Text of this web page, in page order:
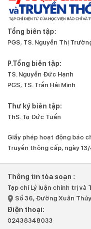
Tổng biên tập:
PGS, TS. Nguyễn Thị
P.Tổng biên tập:
TS. Nguyễn Đức Hạnh
PGS, TS. Trần Hải Minh
Thư ký biên tập:
ThS. Tạ Đức Tuấn
Giấy phép hoạt động báo
Truyền thông cấp, ngày
Thông tin tòa soạn :
Tạp chí Lý luận chính trị và
Số 36, Đường Xuân
Điện thoại:
02438348033